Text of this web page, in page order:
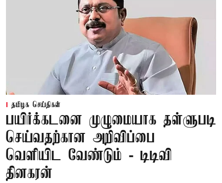
தமிழக செய்திகள்
பயிர்க்கடனை முழுமையாக தள்ளுபடி
செய்வதற்கான அறிவிப்பை
வெளியிட வேண்டும் - டிடிவி
தினகரன்